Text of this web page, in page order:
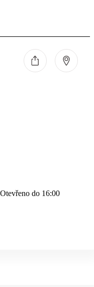
Otevřeno do 16:00